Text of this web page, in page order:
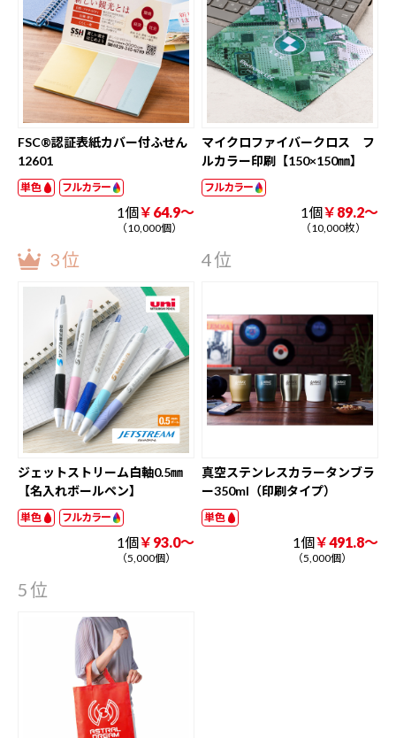
FSC®認証表紙カバー付ふせん
12601
単色 フルカラー
1個￥64.9～
（10,000個）
マイクロファイバークロス フ
ルカラー印刷【150×150㎜】
フルカラー
1個￥89.2～
（10,000枚）
3位
ジェットストリーム白軸0.5㎜
【名入れボールペン】
単色 フルカラー
1個￥93.0～
（5,000個）
4位
真空ステンレスカラータンブラ
ー350ml（印刷タイプ）
単色
1個￥491.8～
（5,000個）
5位